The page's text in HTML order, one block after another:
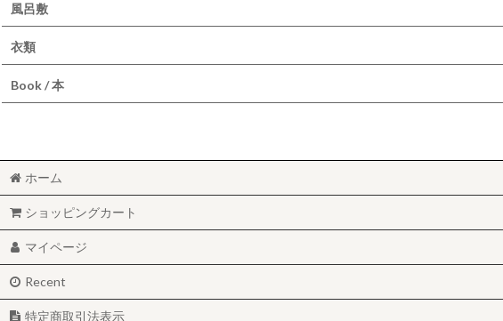
風呂敷
衣類
Book / 本
ホーム
ショッピングカート
マイページ
Recent
特定商取引法表示